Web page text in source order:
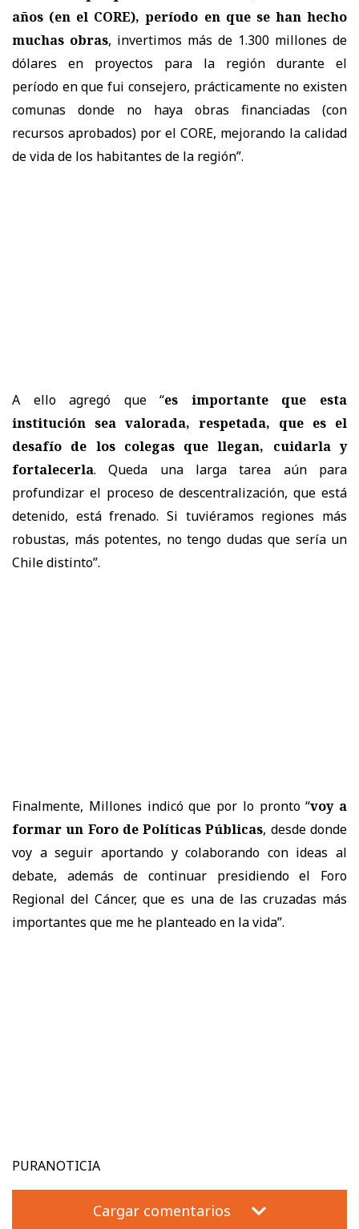
años (en el CORE), período en que se han hecho
muchas obras, invertimos más de 1.300 millones de
dólares en proyectos para la región durante el
período en que fui consejero, prácticamente no existen
comunas donde no haya obras financiadas (con
recursos aprobados) por el CORE, mejorando la calidad
de vida de los habitantes de la región”.
​A ello agregó que “es importante que esta
institución sea valorada, respetada, que es el
desafío de los colegas que llegan, cuidarla y
fortalecerla. Queda una larga tarea aún para
profundizar el proceso de descentralización, que está
detenido, está frenado. Si tuviéramos regiones más
robustas, más potentes, no tengo dudas que sería un
Chile distinto”.
​Finalmente, Millones indicó que por lo pronto “voy a
formar un Foro de Políticas Públicas, desde donde
voy a seguir aportando y colaborando con ideas al
debate, además de continuar presidiendo el Foro
Regional del Cáncer, que es una de las cruzadas más
importantes que me he planteado en la vida”.
PURANOTICIA
Cargar comentarios